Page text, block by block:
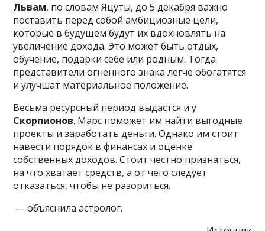
Львам, по словам Яцуты, до 5 декабря важно
поставить перед собой амбициозные цели,
которые в будущем будут их вдохновлять на
увеличение дохода. Это может быть отдых,
обучение, подарки себе или родным. Тогда
представители огненного знака легче обогатятся
и улучшат материальное положение.
Весьма ресурсный период выдастся и у
Скорпионов. Марс поможет им найти выгодные
проекты и заработать деньги. Однако им стоит
навести порядок в финансах и оценке
собственных доходов. Стоит честно признаться,
на что хватает средств, а от чего следует
отказаться, чтобы не разориться.
— объяснила астролог.